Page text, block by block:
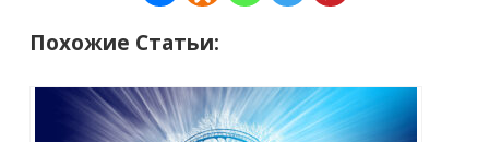
Похожие Статьи: